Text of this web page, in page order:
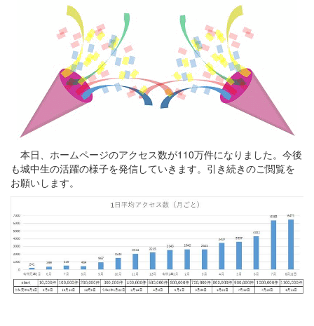
本日、ホームページのアクセス数が110万件になりました。今後
も城中生の活躍の様子を発信していきます。引き続きのご閲覧を
お願いします。